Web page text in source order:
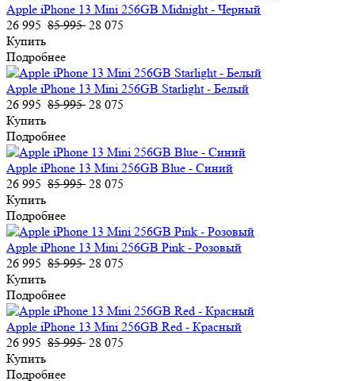
Apple iPhone 13 Mini 256GB Midnight - Черный
26 995 85 995 28 075
Купить
Подробнее
Apple iPhone 13 Mini 256GB Starlight - Белый
26 995 85 995 28 075
Купить
Подробнее
Apple iPhone 13 Mini 256GB Blue - Синий
26 995 85 995 28 075
Купить
Подробнее
Apple iPhone 13 Mini 256GB Pink - Розовый
26 995 85 995 28 075
Купить
Подробнее
Apple iPhone 13 Mini 256GB Red - Красный
26 995 85 995 28 075
Купить
Подробнее